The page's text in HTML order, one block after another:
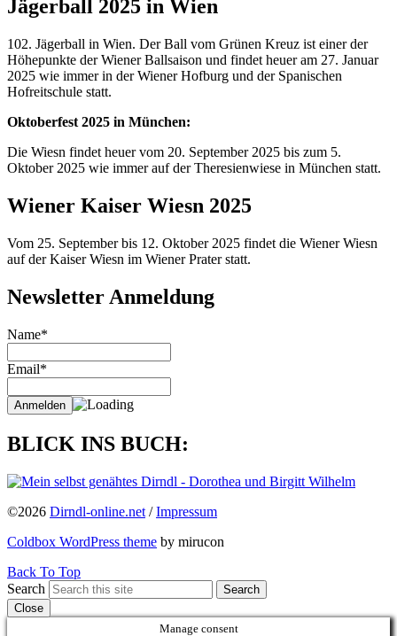
Jägerball 2025 in Wien
102. Jägerball in Wien. Der Ball vom Grünen Kreuz ist einer der
Höhepunkte der Wiener Ballsaison und findet heuer am 27. Januar
2025 wie immer in der Wiener Hofburg und der Spanischen
Hofreitschule statt.
Oktoberfest 2025 in München:
Die Wiesn findet heuer vom 20. September 2025 bis zum 5.
Oktober 2025 wie immer auf der Theresienwiese in München statt.
Wiener Kaiser Wiesn 2025
Vom 25. September bis 12. Oktober 2025 findet die Wiener Wiesn
auf der Kaiser Wiesn im Wiener Prater statt.
Newsletter Anmeldung
Name*
Email*
BLICK INS BUCH:
©2026 Dirndl-online.net /Impressum
Coldbox WordPress theme by mirucon
Back To Top
Search
Search
Close
Manage consent